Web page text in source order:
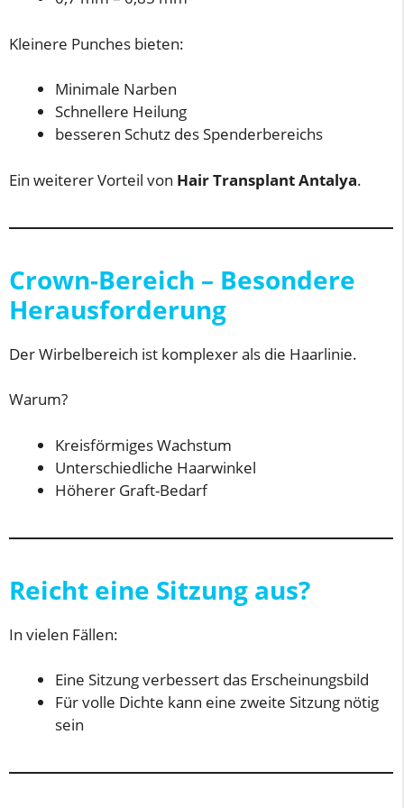
Kleinere Punches bieten:
Minimale Narben
Schnellere Heilung
besseren Schutz des Spenderbereichs
Ein weiterer Vorteil von Hair Transplant Antalya.
Crown-Bereich – Besondere
Herausforderung
Der Wirbelbereich ist komplexer als die Haarlinie.
Warum?
Kreisförmiges Wachstum
Unterschiedliche Haarwinkel
Höherer Graft-Bedarf
Reicht eine Sitzung aus?
In vielen Fällen:
Eine Sitzung verbessert das Erscheinungsbild
Für volle Dichte kann eine zweite Sitzung nötig
sein